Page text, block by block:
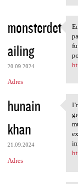
monsterdet
ailing
20.09.2024
Adres
hunain
khan
21.09.2024
Adres